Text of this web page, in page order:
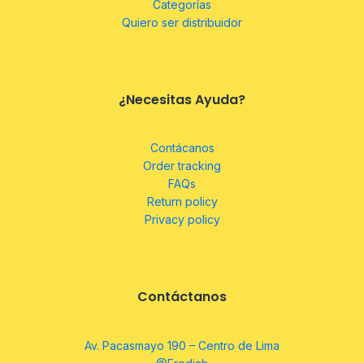
Categorías
Quiero ser distribuidor
¿Necesitas Ayuda?
Contácanos
Order tracking
FAQs
Return policy
Privacy policy
Contáctanos
Av. Pacasmayo 190 – Centro de Lima